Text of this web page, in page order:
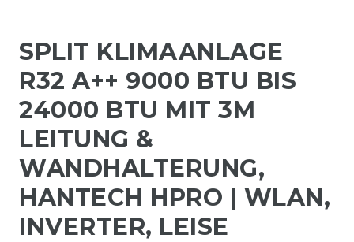
SPLIT KLIMAANLAGE
R32 A++ 9000 BTU BIS
24000 BTU MIT 3M
LEITUNG &
WANDHALTERUNG,
HANTECH HPRO | WLAN,
INVERTER, LEISE